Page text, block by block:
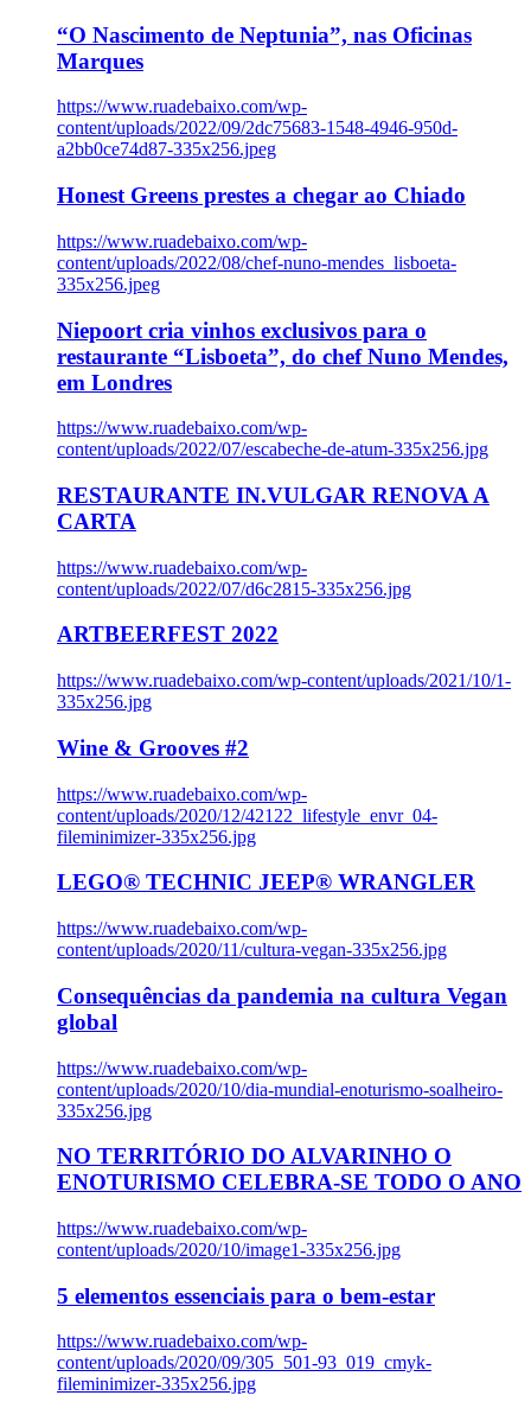
“O Nascimento de Neptunia”, nas Oficinas
Marques
https://www.ruadebaixo.com/wp-
content/uploads/2022/09/2dc75683-1548-4946-950d-
a2bb0ce74d87-335x256.jpeg
Honest Greens prestes a chegar ao Chiado
https://www.ruadebaixo.com/wp-
content/uploads/2022/08/chef-nuno-mendes_lisboeta-
335x256.jpeg
Niepoort cria vinhos exclusivos para o
restaurante “Lisboeta”, do chef Nuno Mendes,
em Londres
https://www.ruadebaixo.com/wp-
content/uploads/2022/07/escabeche-de-atum-335x256.jpg
RESTAURANTE IN.VULGAR RENOVA A
CARTA
https://www.ruadebaixo.com/wp-
content/uploads/2022/07/d6c2815-335x256.jpg
ARTBEERFEST 2022
https://www.ruadebaixo.com/wp-content/uploads/2021/10/1-
335x256.jpg
Wine & Grooves #2
https://www.ruadebaixo.com/wp-
content/uploads/2020/12/42122_lifestyle_envr_04-
fileminimizer-335x256.jpg
LEGO® TECHNIC JEEP® WRANGLER
https://www.ruadebaixo.com/wp-
content/uploads/2020/11/cultura-vegan-335x256.jpg
Consequências da pandemia na cultura Vegan
global
https://www.ruadebaixo.com/wp-
content/uploads/2020/10/dia-mundial-enoturismo-soalheiro-
335x256.jpg
NO TERRITÓRIO DO ALVARINHO O
ENOTURISMO CELEBRA-SE TODO O ANO
https://www.ruadebaixo.com/wp-
content/uploads/2020/10/image1-335x256.jpg
5 elementos essenciais para o bem-estar
https://www.ruadebaixo.com/wp-
content/uploads/2020/09/305_501-93_019_cmyk-
fileminimizer-335x256.jpg